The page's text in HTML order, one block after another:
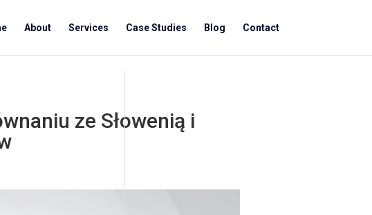
About Services Case Studies Blog Contact
ze Słowenią i